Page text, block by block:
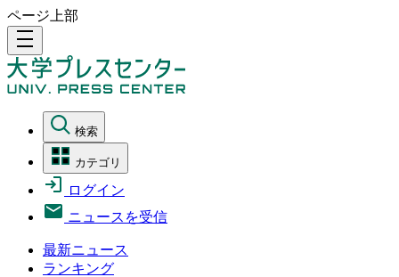
ページ上部
density_medium
検索
カテゴリ
ログイン
ニュースを受信
最新ニュース
ランキング